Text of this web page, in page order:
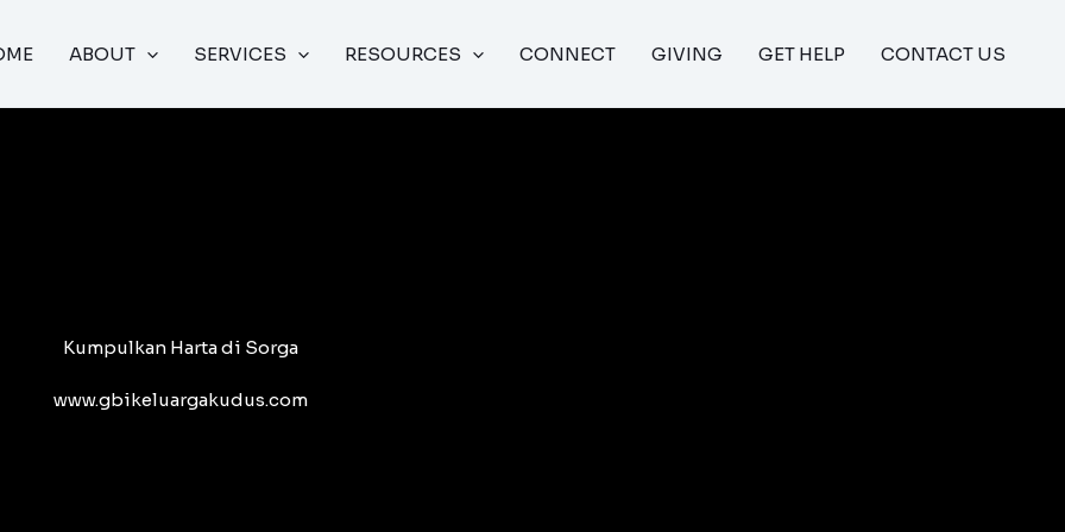
ABOUT SERVICES RESOURCES CONNECT GIVING GET HELP CONTACT US
Kumpulkan Harta di Sorga
www.gbikeluargakudus.com